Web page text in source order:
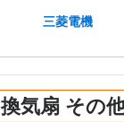
三菱電機
換気扇 その